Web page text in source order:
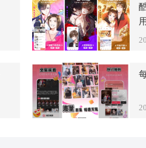
用